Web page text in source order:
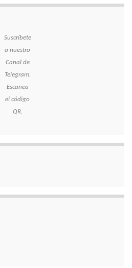
Suscríbete
a nuestro
Canal de
Telegram.
Escanea
el código
QR.